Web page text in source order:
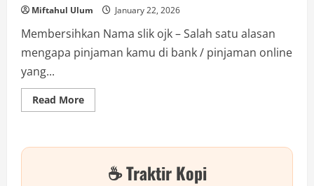
Miftahul Ulum January 22, 2026
Membersihkan Nama slik ojk – Salah satu alasan
mengapa pinjaman kamu di bank / pinjaman online
yang...
Read MoreRead
more
Nama
☕ Traktir Kopi